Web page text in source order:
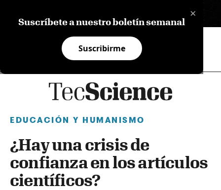
×
Suscríbete a nuestro boletín semanal
Suscribirme
EDUCACIÓN Y HUMANISMO
¿Hay una crisis de
confianza en los artículos
científicos?